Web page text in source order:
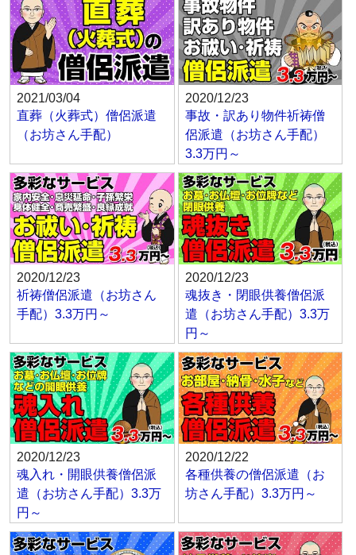
2021/03/04
直葬（火葬式）僧侶派遣
（お坊さん手配）
2020/12/23
事故・訳あり物件祈祷僧
侶派遣（お坊さん手配）
3.3万円～
2020/12/23
祈祷僧侶派遣（お坊さん
手配）3.3万円～
2020/12/23
魂抜き・閉眼供養僧侶派
遣（お坊さん手配）3.3万
円～
2020/12/23
魂入れ・開眼供養僧侶派
遣（お坊さん手配）3.3万
円～
2020/12/22
各種供養の僧侶派遣（お
坊さん手配）3.3万円～